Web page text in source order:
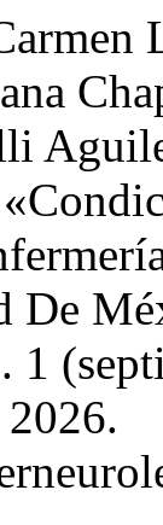
De
1